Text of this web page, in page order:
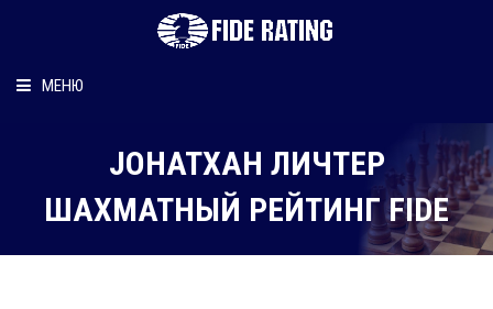
МЕНЮ
Рейтинг шахматиста
Персональный информер
JОНАТХАН ЛИЧТЕР
ШАХМАТНЫЙ РЕЙТИНГ FIDE